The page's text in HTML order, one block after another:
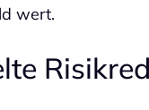
wert.